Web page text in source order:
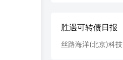
胜遇可转债日报
丝路海洋(北京)科技